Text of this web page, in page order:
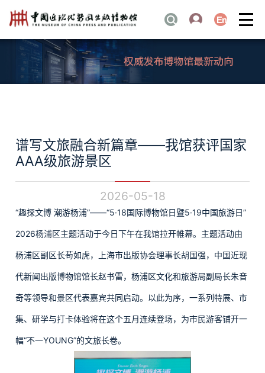
谱写文旅融合新篇章——我馆获评国家
AAA级旅游景区
2026-05-18
“趣探文博 潮游杨浦”——“5·18国际博物馆日暨5·19中国旅游日”
2026杨浦区主题活动于今日下午在我馆拉开帷幕。主题活动由
杨浦区副区长苟如虎，上海市出版协会理事长胡国强，中国近现
代新闻出版博物馆馆长赵书雷，杨浦区文化和旅游局副局长朱音
奇等领导和景区代表嘉宾共同启动。以此为序，一系列特展、市
集、研学与打卡体验将在这个五月连续登场，为市民游客铺开一
幅“不一YOUNG”的文旅长卷。